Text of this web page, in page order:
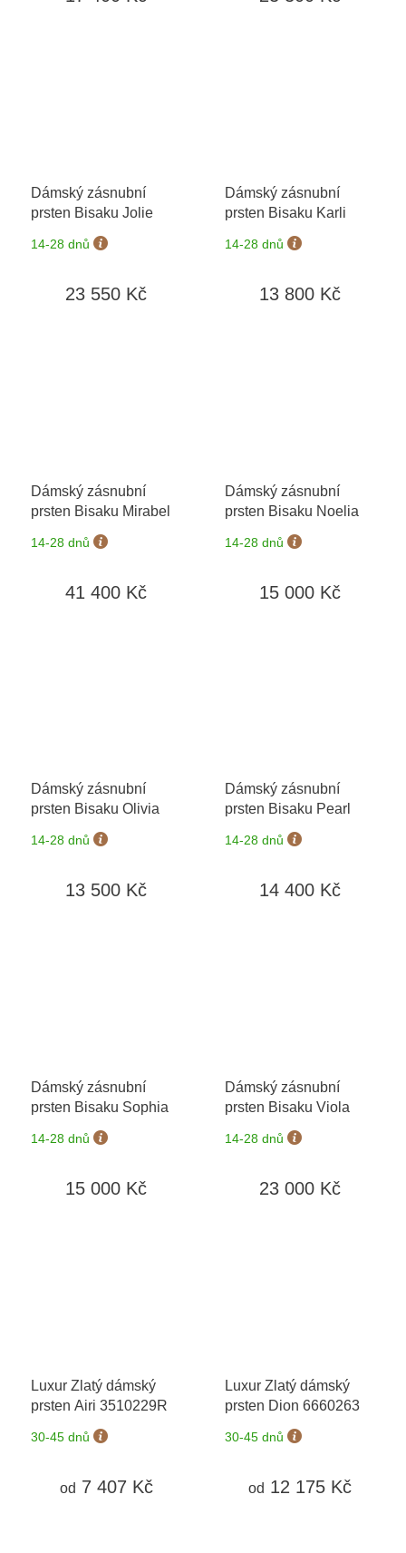
Dámský zásnubní
prsten Bisaku Jolie
14-28 dnů
23 550 Kč
Dámský zásnubní
prsten Bisaku Karli
14-28 dnů
13 800 Kč
Dámský zásnubní
prsten Bisaku Mirabel
14-28 dnů
41 400 Kč
Dámský zásnubní
prsten Bisaku Noelia
14-28 dnů
15 000 Kč
Dámský zásnubní
prsten Bisaku Olivia
14-28 dnů
13 500 Kč
Dámský zásnubní
prsten Bisaku Pearl
14-28 dnů
14 400 Kč
Dámský zásnubní
prsten Bisaku Sophia
14-28 dnů
15 000 Kč
Dámský zásnubní
prsten Bisaku Viola
14-28 dnů
23 000 Kč
Luxur Zlatý dámský
prsten Airi 3510229R
30-45 dnů
od 7 407 Kč
Luxur Zlatý dámský
prsten Dion 6660263
30-45 dnů
od 12 175 Kč